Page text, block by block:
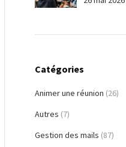
Catégories
Animer une réunion (26)
Autres (7)
Gestion des mails (87)